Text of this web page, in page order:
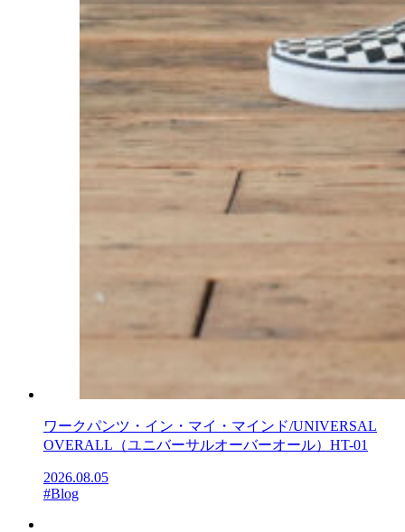
ワークパンツ・イン・マイ・マインド/UNIVERSAL
OVERALL（ユニバーサルオーバーオール）HT-01
2026.08.05
#Blog